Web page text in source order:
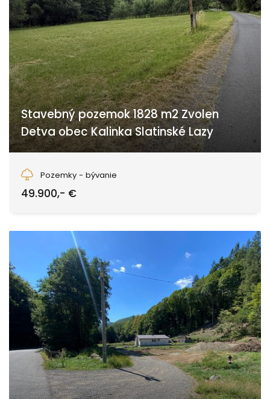
Stavebný pozemok 1828 m2 Zvolen
Detva obec Kalinka Slatinské Lazy
Pozemky - bývanie
49.900,- €